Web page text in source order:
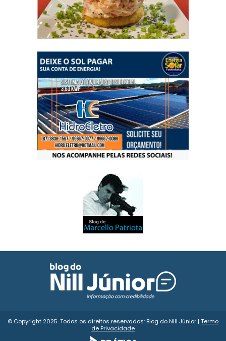
© Copyright 2025. Todos os direitos reservados: Blog do Nill Júnior | Termo
de Privacidade